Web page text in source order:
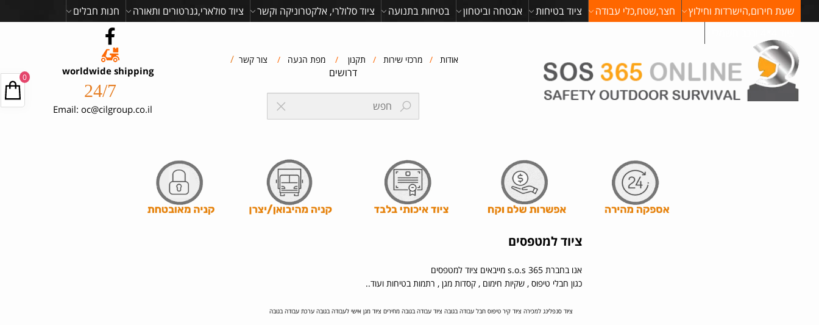
אודות / מרכזי שירות / תקנון / מפת הגעה / צור קשר /
דרושים
worldwide shipping
שעת חירום,הישרדות וחילוץ חצר,שטח,כלי עבודה ציוד בטיחות אבטחה וביטחון בטיחות בתנועה ציוד סלולרי, אלקטרוניקה וקשר ציוד סולארי,גנרטורים ותאורה
חנות חבלים
ציוד למטפסים
אנו בחברת 365 s.o.s מייבאים ציוד למטפסים
כגון חבלי טיפוס , שקיות חימום , קסדות מגן , רתמות בטיחות ועוד..
ציוד סנפלינג למכירה ציוד קיר טיפוס חבל עבודה בגובה ציוד עבודה בגובה מחירים ציוד מגן אישי לעבודה בגובה ערכת עבודה בגובה
0